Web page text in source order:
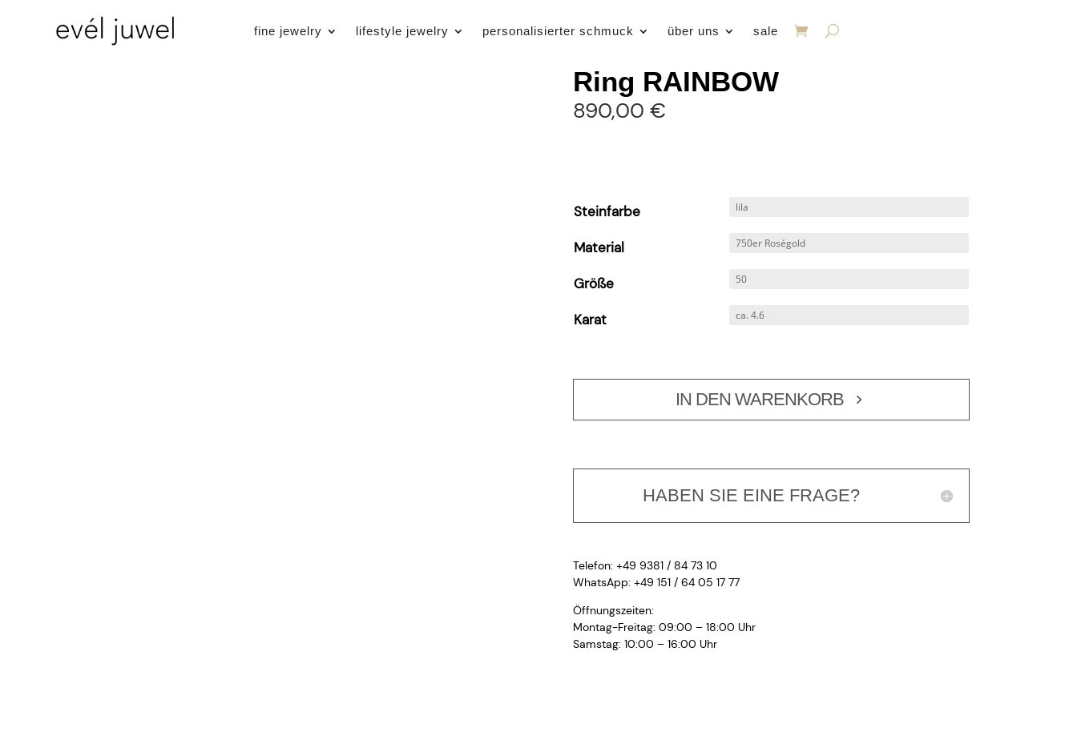
fine jewelry lifestyle jewelry personalisierter schmuck über uns sale
Ring RAINBOW
890,00 €
Steinfarbe
Material
Größe
Karat
IN DEN WARENKORB
HABEN SIE EINE FRAGE?
Telefon: +49 9381 / 84 73 10
WhatsApp: +49 151 / 64 05 17 77
Öffnungszeiten:
Montag-Freitag: 09:00 – 18:00 Uhr
Samstag: 10:00 – 16:00 Uhr